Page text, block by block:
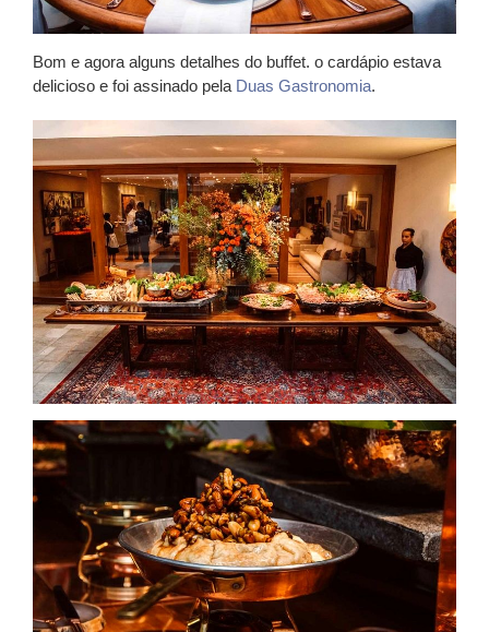
Bom e agora alguns detalhes do buffet. o cardápio estava
delicioso e foi assinado pela Duas Gastronomia.